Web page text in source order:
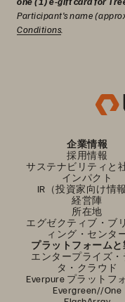
Participant's name
Conditions.
企業情報
採用情報
サステナビリティと
インパクト
IR（投資家向け情報
経営陣
所在地
エグゼクティブ・ブ
ィング・センタ
プラットフォームと
エンタープライズ・
タ・クラウド
Everpure プラットフ
Evergreen//One